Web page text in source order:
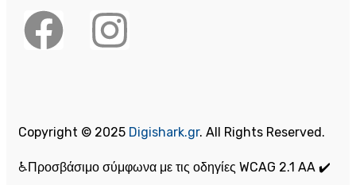
♿Προσβάσιμο σύμφωνα με τις οδηγίες WCAG 2.1 AA ✔️
Copyright © 2025 Digishark.gr. All Rights Reserved.